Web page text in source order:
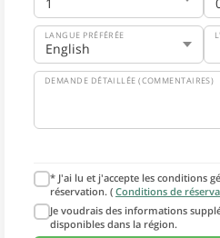
LANGUE PRÉFÉRÉE
DEMANDE DÉTAILLÉE (COMMENTAIRES)
* J'ai lu et j'accepte les conditions
réservation. ( Conditions de
Je voudrais des informations
disponibles dans la région.